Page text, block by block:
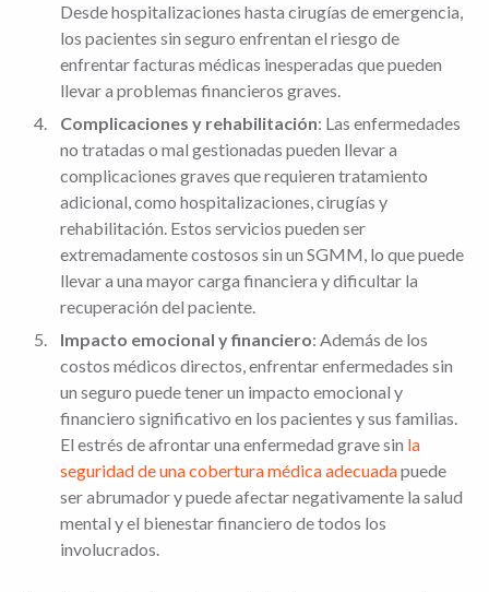
Desde hospitalizaciones hasta cirugías de emergencia,
los pacientes sin seguro enfrentan el riesgo de
enfrentar facturas médicas inesperadas que pueden
llevar a problemas financieros graves.
Complicaciones y rehabilitación: Las enfermedades
no tratadas o mal gestionadas pueden llevar a
complicaciones graves que requieren tratamiento
adicional, como hospitalizaciones, cirugías y
rehabilitación. Estos servicios pueden ser
extremadamente costosos sin un SGMM, lo que puede
llevar a una mayor carga financiera y dificultar la
recuperación del paciente.
Impacto emocional y financiero: Además de los
costos médicos directos, enfrentar enfermedades sin
un seguro puede tener un impacto emocional y
financiero significativo en los pacientes y sus familias.
El estrés de afrontar una enfermedad grave sin la
seguridad de una cobertura médica adecuadapuede
ser abrumador y puede afectar negativamente la salud
mental y el bienestar financiero de todos los
involucrados.